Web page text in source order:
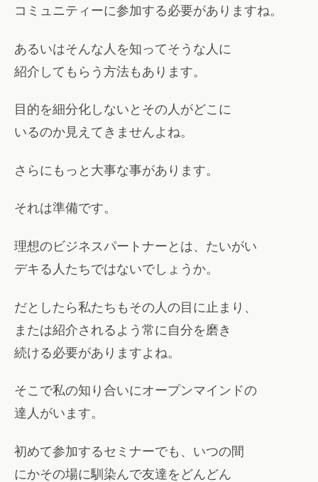
コミュニティーに参加する必要がありますね。
あるいはそんな人を知ってそうな人に
紹介してもらう方法もあります。
目的を細分化しないとその人がどこに
いるのか見えてきませんよね。
さらにもっと大事な事があります。
それは準備です。
理想のビジネスパートナーとは、たいがい
デキる人たちではないでしょうか。
だとしたら私たちもその人の目に止まり、
または紹介されるよう常に自分を磨き
続ける必要がありますよね。
そこで私の知り合いにオープンマインドの
達人がいます。
初めて参加するセミナーでも、いつの間
にかその場に馴染んで友達をどんどん